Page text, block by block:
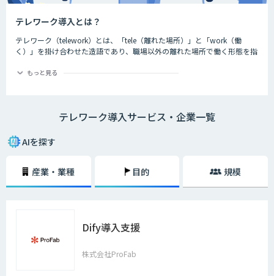
テレワーク導入とは？
テレワーク（telework）とは、「tele（離れた場所）」と「work（働
く）」を掛け合わせた造語であり、職場以外の離れた場所で働く形態を指
ワークには大きく分けて3つの種類が存在するとされています。それが、
自宅にいながら、パソコンとインターネット、電話、ファックスなどで会
・モバイルワーク
をする働き方のことを指します。
されるケースも増えてきています。また、都心部に本社を置く企業が郊外
にサテライトオフィスを構えたり、地方に本社を構える企業が都心部にサ
テライトオフィスを構えたりするケースも多くなっています。
もっと見る
テレワーク導入サービス・企業一覧
AIを探す
産業・業種 目的 規模
Dify導入支援
株式会社ProFab